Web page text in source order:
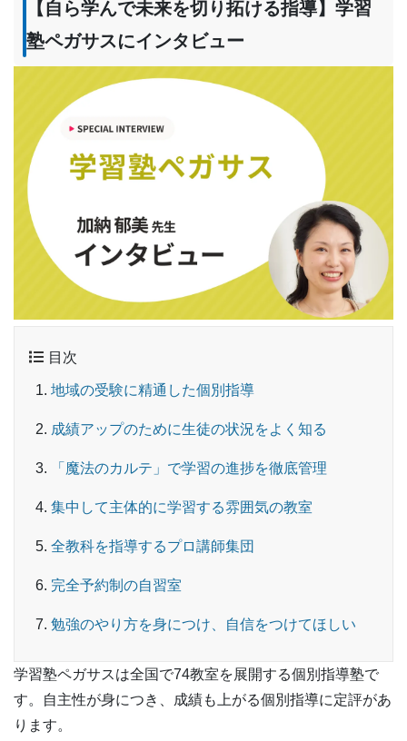
【自ら学んで未来を切り拓ける指導】学習
塾ペガサスにインタビュー
目次
地域の受験に精通した個別指導
成績アップのために生徒の状況をよく知る
「魔法のカルテ」で学習の進捗を徹底管理
集中して主体的に学習する雰囲気の教室
全教科を指導するプロ講師集団
完全予約制の自習室
勉強のやり方を身につけ、自信をつけてほしい
学習塾ペガサスは全国で74教室を展開する個別指導塾で
す。自主性が身につき、成績も上がる個別指導に定評があ
ります。